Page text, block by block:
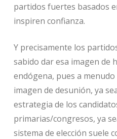
partidos fuertes basados
inspiren confianza.
Y precisamente los
sabido dar esa imagen de
endógena, pues a
imagen de desunión, ya
estrategia de los
primarias/congresos, ya
sistema de elección suele